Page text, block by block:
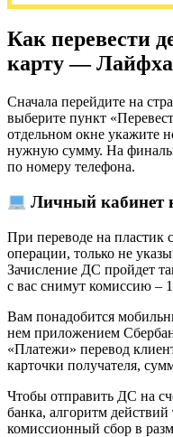
Как перевести
карту —
Сначала перейдите на
выберите пункт
отдельном окне укажите
нужную сумму. На
по номеру телефона.
Личный кабинет
При переводе на пластик
операции, только не
Зачисление ДС пройдет
с вас снимут комиссию –
Вам понадобится
нем приложением
«Платежи» перевод
карточки получателя,
Чтобы отправить ДС на
банка, алгоритм действий
комиссионный сбор в